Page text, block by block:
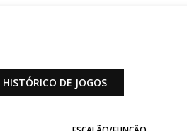
HISTÓRICO DE JOGOS